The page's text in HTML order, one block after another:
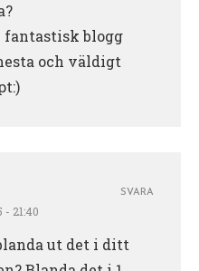
fantastisk blogg
och väldigt
- 21:40
ut det i ditt
SVARA